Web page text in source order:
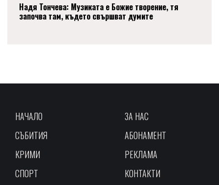
Надя Тончева: Музиката е Божие творение, тя
започва там, където свършват думите
НАЧАЛО
СЪБИТИЯ
КРИМИ
СПОРТ
ЗА НАС
АБОНАМЕНТ
РЕКЛАМА
КОНТАКТИ